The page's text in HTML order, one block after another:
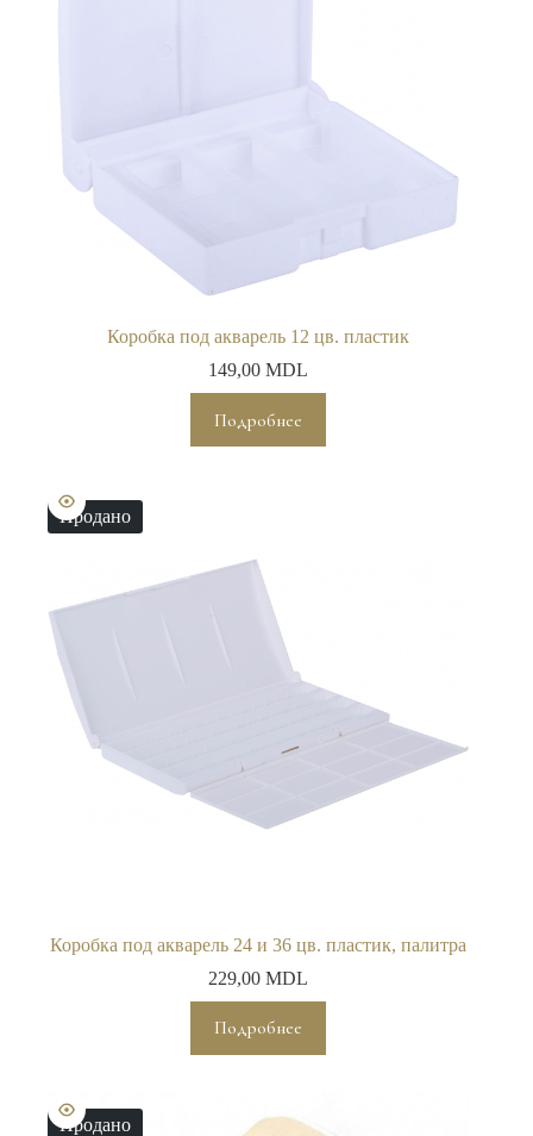
Коробка под акварель 12 цв. пластик
149,00MDL
Подробнее
Продано
Коробка под акварель 24 и 36 цв. пластик, палитра
229,00MDL
Подробнее
Продано